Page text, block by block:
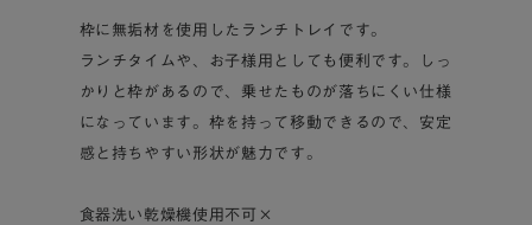
枠に無垢材を使用したランチトレイです。
ランチタイムや、お子様用としても便利です。しっ
かりと枠があるので、乗せたものが落ちにくい仕様
になっています。枠を持って移動できるので、安定
感と持ちやすい形状が魅力です。
食器洗い乾燥機使用不可×